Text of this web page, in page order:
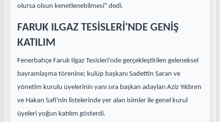
olursa olsun kenetlenebilmesi" dedi.
FARUK ILGAZ TESİSLERİ'NDE GENİŞ
KATILIM
Fenerbahçe Faruk Ilgaz Tesisleri'nde gerçekleştirilen geleneksel
bayramlaşma törenine; kulüp başkanı Sadettin Saran ve
yönetim kurulu üyelerinin yanı sıra başkan adayları Aziz Yıldırım
ve Hakan Safi'nin listelerinde yer alan isimler ile genel kurul
üyeleri yoğun katılım gösterdi.